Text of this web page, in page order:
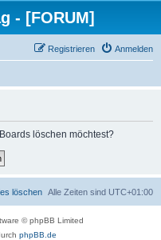
- [FORUM]
Anmelden
Registrieren
löschen möchtest?
Alle Zeiten sind UTC+01:00
löschen
© phpBB Limited
phpBB.de